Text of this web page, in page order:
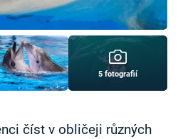
5 fotografií
číst v obličeji různých